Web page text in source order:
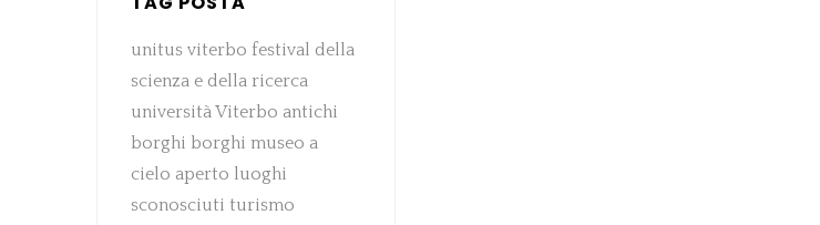
unitus viterbo festival della
scienza e della ricerca
università Viterbo antichi
borghi borghi museo a
cielo aperto luoghi
sconosciuti turismo